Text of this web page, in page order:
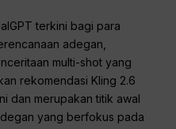
terkini bagi para
adegan,
multi-shot yang
rekomendasi Kling 2.6
dan merupakan titik awal
yang berfokus pada